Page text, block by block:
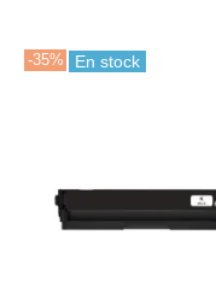
-35% En stock